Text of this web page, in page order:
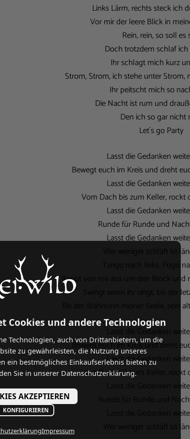
Links Lärm, rechts steck ich
Vor mir der leere Blick in
Rein, rein, so soll es
Doch trotzdem schlaf
Ihr schlagt mich kurz
Strom, Strom, ich stehe unter Strom,
Ihr peitscht mich so
Die Nacht ist rum und
Den ich so gar nicht
Let´s go Party
Lasst die Gedanken
Bewegt euch im Kreis und dreht
Lasst die Gedanken
Vom Dach bis zum Keller, rockt
Lasst die Gedanken
Runde für Runde und
Lasst die Gedanken
Wer weniger schläft ist
Tango nach links, Pogo
Rappt von mir aus um den Block und
Swingt wenn ihr singt, bis der
Bis der Wahnsinn meiner Seele, sein
Lasst die Gedanken
Bewegt euch im Kreis und dreht
Lasst die Gedanken
Vom Dach bis zum Keller, rockt
Lasst die Gedanken
Runde für Runde und
Lasst die Gedanken
Wer weniger schläft ist
Cookies und andere Technologien
Technologien, auch von Drittanbietern, um die
zu gewährleisten, die Nutzung unseres
ein bestmögliches Einkaufserlebnis bieten zu
Sie in unserer Datenschutzerklärung.
AKZEPTIEREN
KONFIGURIEREN
Impressum